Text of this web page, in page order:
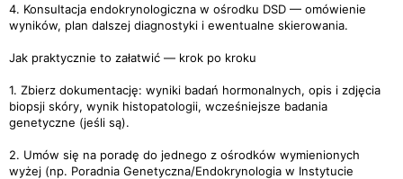
4. Konsultacja endokrynologiczna w ośrodku DSD — omówienie
wyników, plan dalszej diagnostyki i ewentualne skierowania.
Jak praktycznie to załatwić — krok po kroku
1. Zbierz dokumentację: wyniki badań hormonalnych, opis i zdjęcia
biopsji skóry, wynik histopatologii, wcześniejsze badania
genetyczne (jeśli są).
2. Umów się na poradę do jednego z ośrodków wymienionych
wyżej (np. Poradnia Genetyczna/Endokrynologia w Instytucie